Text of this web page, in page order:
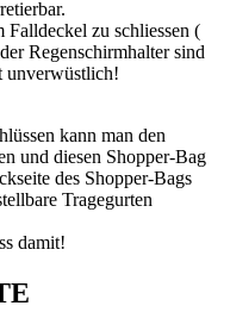
Falldeckel zu schliessen (
Regenschirmhalter sind
unverwüstlich!
kann man den
und diesen Shopper-Bag
des Shopper-Bags
Tragegurten
damit!